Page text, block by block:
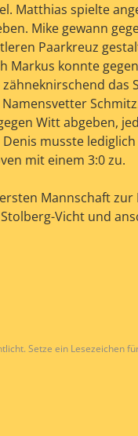
Matthias spielte
Mike gewann
Paarkreuz
Markus konnte
das
Witt abgeben,
musste
mit einem 3:0 zu.
Mannschaft
Vicht und
Setze ein Lesezeichen